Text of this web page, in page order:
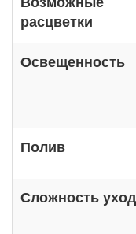
расцветки
Освещенность
Полив
Сложность